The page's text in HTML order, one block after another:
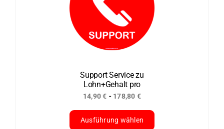
auf.
Die
Optionen
können
Produktseite
gewählt
werden
Support Service zu
Lohn+Gehalt pro
14,90€ - 178,80 €
Ausführung wählen